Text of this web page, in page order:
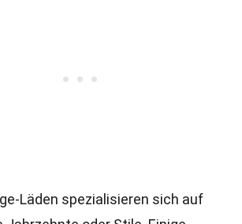
Läden spezialisieren sich auf